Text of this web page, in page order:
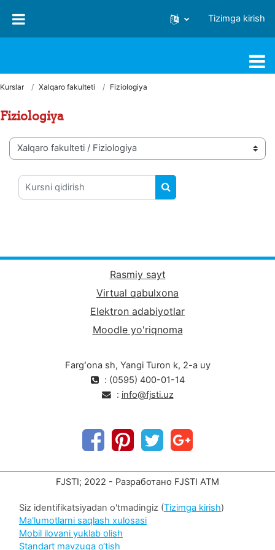
Tizimga kirish
Kurslar Xalqaro fakulteti Fiziologiya
Fiziologiya
Kurs toifalari
Kursni qidirish
KURSNI QIDIRISH
Rasmiy sayt
Virtual qabulxona
Elektron adabiyotlar
Moodle yo'riqnoma
Fargʻona sh, Yangi Turon k, 2-a uy
: (0595) 400-01-14
: info@fjsti.uz
FJSTI; 2022 - Разработано FJSTI ATM
Siz identifikatsiyadan o'tmadingiz (Tizimga kirish)
Ma'lumotlarni saqlash xulosasi
Mobil ilovani yuklab olish
Standart mavzuga o‘tish